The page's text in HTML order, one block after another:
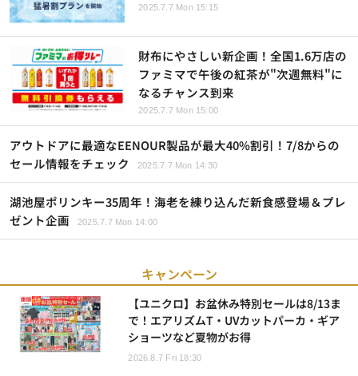
2025.7.7 Mon 15:15
財布にやさしい新企画！全国1.6万店の
ファミマで午後の紅茶が"次週無料"に
なるチャンス到来
2025.7.7 Mon 15:00
アウトドアに最適なEENOUR製品が最大40%割引！7/8からの
セール情報をチェック
2025.7.7 Mon 14:30
湖池屋ポリンキー35周年！海老を練り込んだ新食感登場＆プレ
ゼント企画
2025.7.7 Mon 14:00
キャンペーン
【ユニクロ】お盆休み特別セールは8/13ま
で！エアリズムT・UVカットパーカ・ギア
ショーツなど夏物がお得
2026.8.7 Fri 18:30